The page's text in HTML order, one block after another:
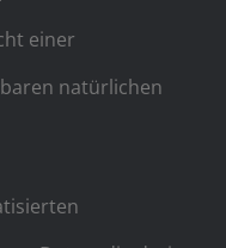
einer
natürlichen